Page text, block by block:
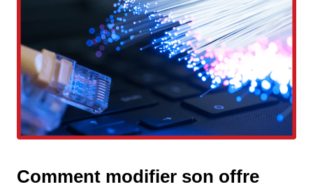
Comment modifier son offre